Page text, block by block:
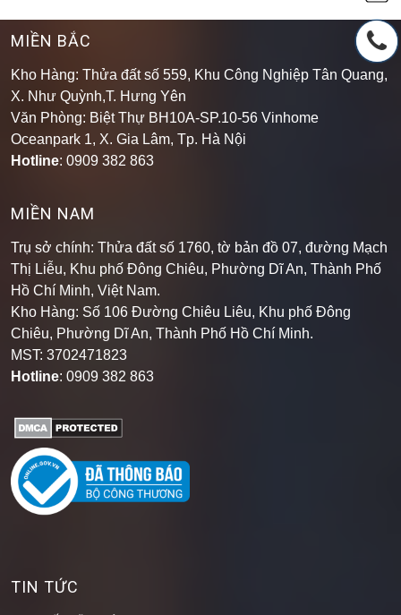
MIỀN BẮC
Kho Hàng: Thửa đất số 559, Khu Công Nghiệp Tân Quang,
X. Như Quỳnh,T. Hưng Yên
Văn Phòng: Biệt Thự BH10A-SP.10-56 Vinhome
Oceanpark 1, X. Gia Lâm, Tp. Hà Nội
Hotline: 0909 382 863
MIỀN NAM
Trụ sở chính: Thửa đất số 1760, tờ bản đồ 07, đường Mạch
Thị Liễu, Khu phố Đông Chiêu, Phường Dĩ An, Thành Phố
Hồ Chí Minh, Việt Nam.
Kho Hàng: Số 106 Đường Chiêu Liêu, Khu phố Đông
Chiêu, Phường Dĩ An, Thành Phố Hồ Chí Minh.
MST: 3702471823
Hotline: 0909 382 863
TIN TỨC